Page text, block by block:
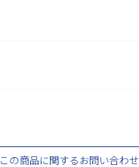
この商品に関するお問い合わせ